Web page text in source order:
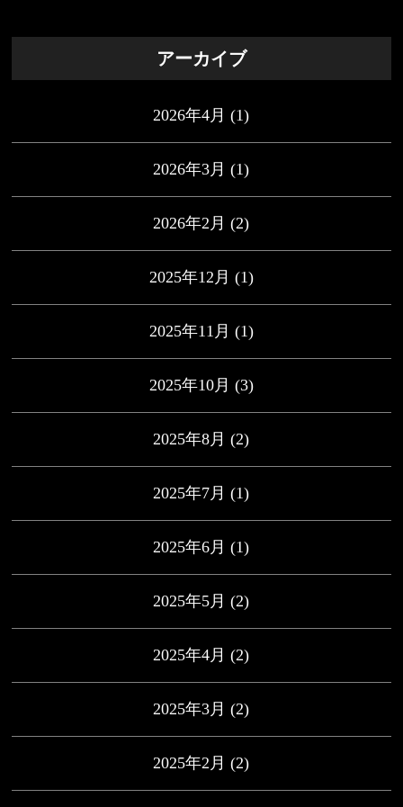
アーカイブ
2026年4月 (1)
2026年3月 (1)
2026年2月 (2)
2025年12月 (1)
2025年11月 (1)
2025年10月 (3)
2025年8月 (2)
2025年7月 (1)
2025年6月 (1)
2025年5月 (2)
2025年4月 (2)
2025年3月 (2)
2025年2月 (2)